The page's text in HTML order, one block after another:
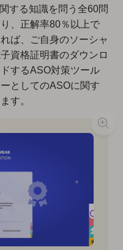
する知識を問う全60問
、正解率80％以上で
ば、ご自身のソーシャ
資格証明書のダウンロ
するASO対策ツール
としてのASOに関す
す。